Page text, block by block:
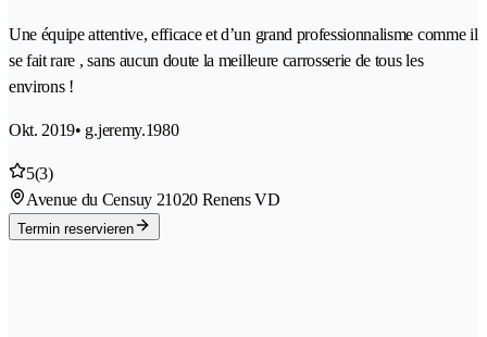
Une équipe attentive, efficace et d’un grand professionnalisme comme il
se fait rare , sans aucun doute la meilleure carrosserie de tous les
environs !
Okt. 2019• g.jeremy.1980
5(3)
Avenue du Censuy 21020 Renens VD
Termin reservieren